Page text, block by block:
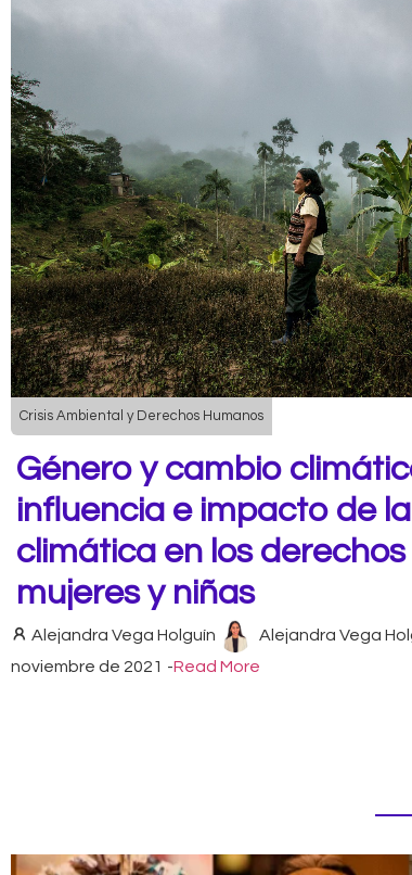
Crisis Ambiental y Derechos Humanos
Género y cambio
influencia e impacto de
climática en los derechos
mujeres y niñas
Alejandra Vega Holguín Alejandra Vega
noviembre de 2021 -Read More